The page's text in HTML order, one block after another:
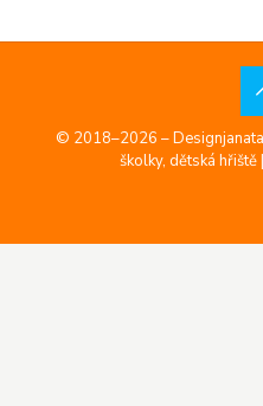
© 2018–2026 –
školky, dětská hřiště |